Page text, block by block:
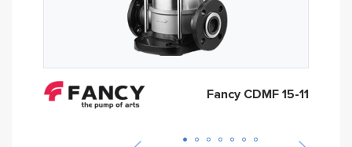
Fancy CDMF 15-11